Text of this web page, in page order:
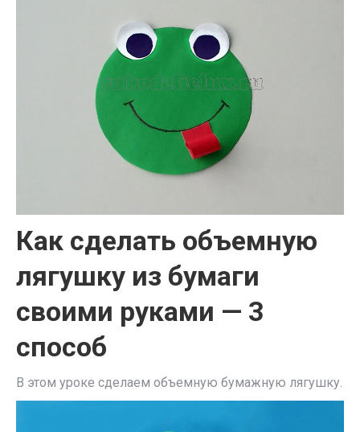
Как сделать объемную
лягушку из бумаги
своими руками — 3
способ
В этом уроке сделаем объемную бумажную лягушку.